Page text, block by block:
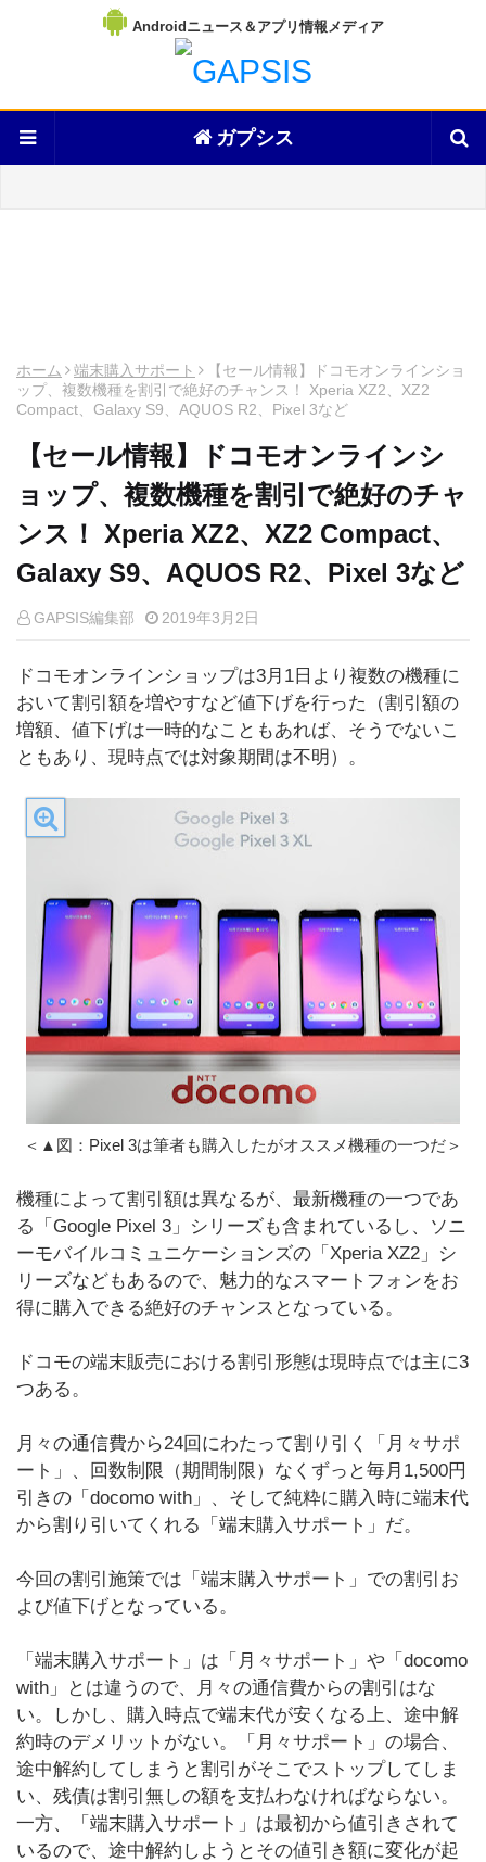
Androidニュース＆アプリ情報メディア
ガプシス
ホーム 端末購入サポート
【セール情報】ドコモオンラインショ
ップ、複数機種を割引で絶好のチャンス！ Xperia XZ2、XZ2
Compact、Galaxy S9、AQUOS R2、Pixel 3など
【セール情報】ドコモオンラインシ
ョップ、複数機種を割引で絶好のチャ
ンス！ Xperia XZ2、XZ2 Compact、
Galaxy S9、AQUOS R2、Pixel 3など
GAPSIS編集部 2019年3月2日
ドコモオンラインショップは3月1日より複数の機種に
おいて割引額を増やすなど値下げを行った（割引額の
増額、値下げは一時的なこともあれば、そうでないこ
ともあり、現時点では対象期間は不明）。
＜▲図：Pixel 3は筆者も購入したがオススメ機種の一つだ＞
機種によって割引額は異なるが、最新機種の一つであ
る「Google Pixel 3」シリーズも含まれているし、ソニ
ーモバイルコミュニケーションズの「Xperia XZ2」シ
リーズなどもあるので、魅力的なスマートフォンをお
得に購入できる絶好のチャンスとなっている。
ドコモの端末販売における割引形態は現時点では主に3
つある。
月々の通信費から24回にわたって割り引く「月々サポ
ート」、回数制限（期間制限）なくずっと毎月1,500円
引きの「docomo with」、そして純粋に購入時に端末代
から割り引いてくれる「端末購入サポート」だ。
今回の割引施策では「端末購入サポート」での割引お
よび値下げとなっている。
「端末購入サポート」は「月々サポート」や「docomo
with」とは違うので、月々の通信費からの割引はな
い。しかし、購入時点で端末代が安くなる上、途中解
約時のデメリットがない。「月々サポート」の場合、
途中解約してしまうと割引がそこでストップしてしま
い、残債は割引無しの額を支払わなければならない。
一方、「端末購入サポート」は最初から値引きされて
いるので、途中解約しようとその値引き額に変化が起